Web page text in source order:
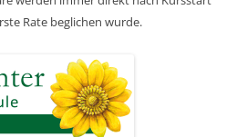
Rate beglichen wurde.